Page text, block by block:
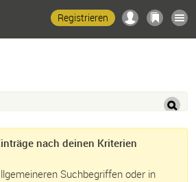
Registrieren
nach deinen Kriterien
Suchbegriffen oder in